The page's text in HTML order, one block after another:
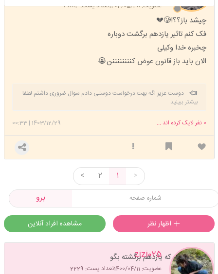
عضویت: 1403/05/28 تعداد پست: 6883
چیشد باز؟؟!🥲💔
فک کنم تاثیر یازدهم برگشت دوباره
چخبره خدا وکیلی
الان باید باز قانون عوض کننننننننن😭
دوست عزیز اگه بهت درخواست دوستی دادم سوال ضروری داشتم لطفا
قبول کن🙏🏻
بیشتر ببینید
1403/12/29
|
00:33 0 نفر لایک کرده اند ...
>
1
2
<
برو
مشاهده افراد آنلاین
zizi025
عضویت: 1400/04/11 تعداد پست: 2229
کجا خوندی که یازدهم برگشته بگو